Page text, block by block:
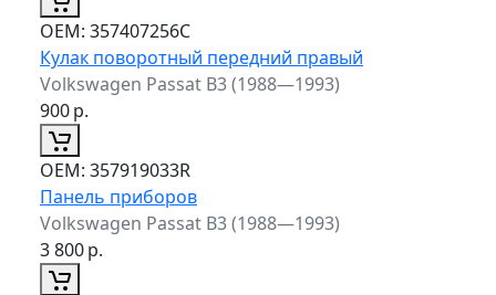
ОЕМ: 357407256C
Кулак поворотный передний правый
Volkswagen Passat B3 (1988—1993)
900р.
ОЕМ: 357919033R
Панель приборов
Volkswagen Passat B3 (1988—1993)
3 800р.